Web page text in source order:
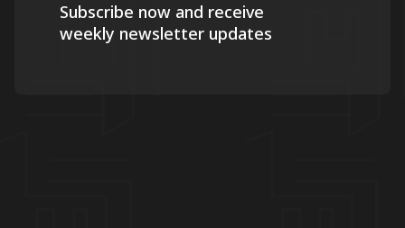
Subscribe now and receive
weekly newsletter updates